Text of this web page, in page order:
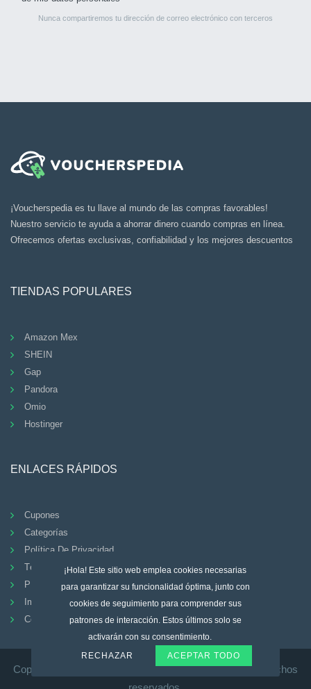
¡Hola! Este sitio web emplea cookies necesarias
para garantizar su funcionalidad óptima, junto con
cookies de seguimiento para comprender sus
patrones de interacción. Estos últimos solo se
activarán con su consentimiento.
RECHAZAR
ACEPTAR TODO
Nunca compartiremos tu dirección de correo electrónico con terceros
¡Voucherspedia es tu llave al mundo de las compras favorables!
Nuestro servicio te ayuda a ahorrar dinero cuando compras en línea.
Ofrecemos ofertas exclusivas, confiabilidad y los mejores descuentos
TIENDAS POPULARES
Amazon Mex
SHEIN
Gap
Pandora
Omio
Hostinger
ENLACES RÁPIDOS
Cupones
Categorías
Política De Privacidad
Términos Y Condiciones
PREGUNTAS FRECUENTES
Imprimir
Contacto
Copyright © 2026. Voucherspedia.coupons Todos los derechos